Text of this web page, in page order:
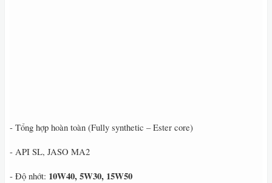
- Tổng hợp hoàn toàn (Fully synthetic – Ester core)
- API SL, JASO MA2
- Độ nhớt: 10W40, 5W30, 15W50